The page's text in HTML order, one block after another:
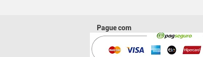
Pague com